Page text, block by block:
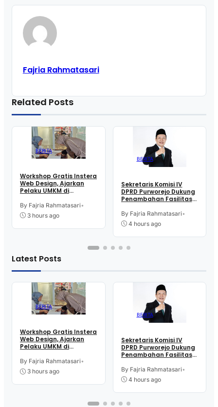
Fajria Rahmatasari
Related Posts
BERITA
Workshop Gratis Instera
Web Design, Ajarkan
Pelaku UMKM di
Teknologi Digital buat
Jualan
By Fajria Rahmatasari•
3 hours ago
BERITA
Sekretaris Komisi IV
DPRD Purworejo Dukung
Penambahan Fasilitas
Tjitrowardojo
By Fajria Rahmatasari•
4 hours ago
Latest Posts
BERITA
Workshop Gratis Instera
Web Design, Ajarkan
Pelaku UMKM di
Teknologi Digital buat
Jualan
By Fajria Rahmatasari•
3 hours ago
BERITA
Sekretaris Komisi IV
DPRD Purworejo Dukung
Penambahan Fasilitas
Tjitrowardojo
By Fajria Rahmatasari•
4 hours ago